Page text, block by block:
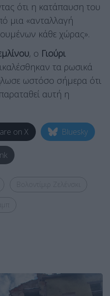
ότι η κατάπαυση του
μια «ανταλλαγή
κάθε χώρας».
, ο Γιούρι
τα ρωσικά
ωστόσο σήμερα ότι
αυτή η
on X Bluesky